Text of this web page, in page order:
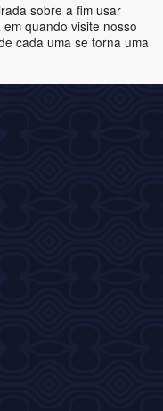
sobre a fim usar
quando visite nosso
cada uma se torna uma